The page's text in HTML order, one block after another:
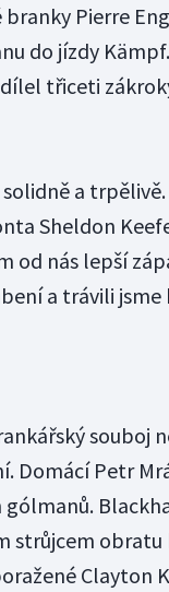
Pierre
do jízdy
třiceti
a
Sheldon
od nás lepší
a trávili
souboj
Domácí Petr
strůjcem obratu
Clayton